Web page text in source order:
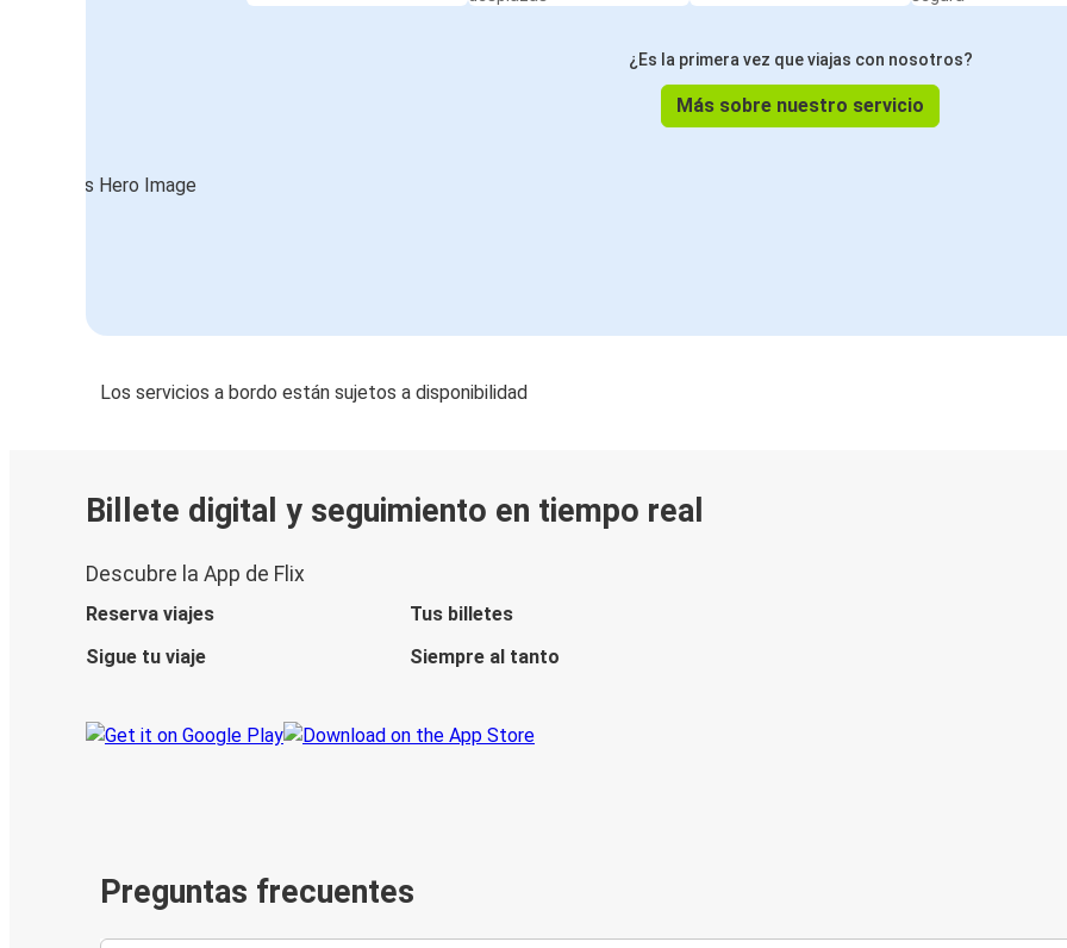
¿Es la primera vez que viajas con nosotros?
Más sobre nuestro servicio
Los servicios a bordo están sujetos a disponibilidad
Billete digital y seguimiento en tiempo real
Descubre la App de Flix
Reserva viajes
Tus billetes
Sigue tu viaje
Siempre al tanto
Preguntas frecuentes